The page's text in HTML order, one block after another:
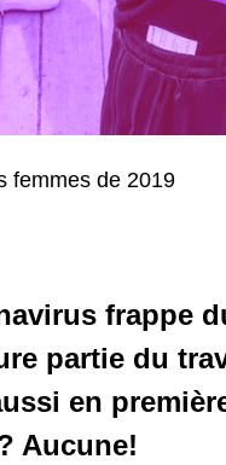
femmes de 2019
frappe
partie du
en
Aucune!